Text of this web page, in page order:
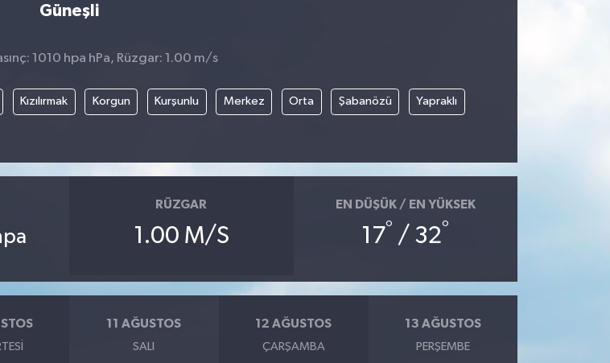
Güneşli
1010 hpa hPa, Rüzgar: 1.00 m/s
Kızılırmak Korgun Kurşunlu Merkez Orta Şabanözü Yapraklı
RÜZGAR
1.00 M/S
EN DÜŞÜK / EN YÜKSEK
17° / 32°
11 AĞUSTOS
SALI
12 AĞUSTOS
ÇARŞAMBA
13 AĞUSTOS
PERŞEMBE